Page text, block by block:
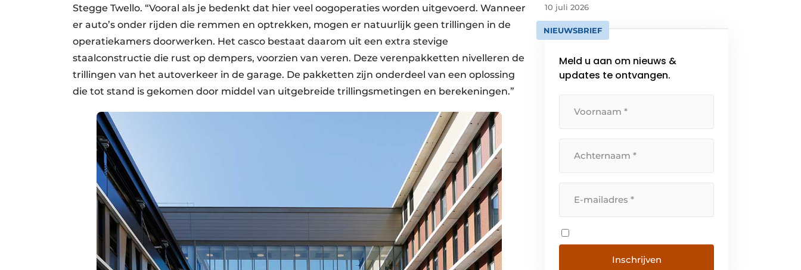
Stegge Twello. “Vooral als je bedenkt dat hier veel oogoperaties worden uitgevoerd. Wanneer
er auto’s onder rijden die remmen en optrekken, mogen er natuurlijk geen trillingen in de
operatiekamers doorwerken. Het casco bestaat daarom uit een extra stevige
staalconstructie die rust op dempers, voorzien van veren. Deze verenpakketten nivelleren de
trillingen van het autoverkeer in de garage. De pakketten zijn onderdeel van een oplossing
die tot stand is gekomen door middel van uitgebreide trillingsmetingen en berekeningen.”
10 juli 2026
NIEUWSBRIEF
Meld u aan om nieuws &
updates te ontvangen.